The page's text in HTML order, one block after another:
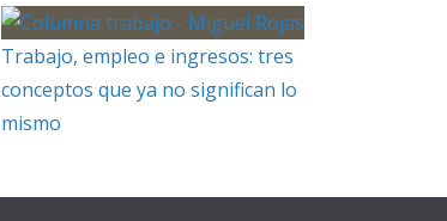
Trabajo, empleo e ingresos: tres
conceptos que ya no significan lo
mismo